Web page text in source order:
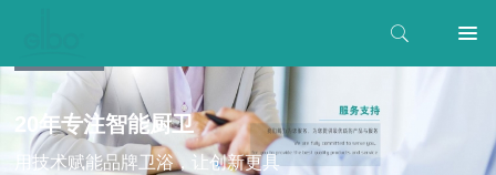
20年专注智能厨卫
用技术赋能品牌卫浴，让创新更具